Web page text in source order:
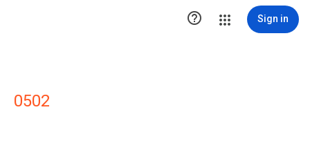
 Sign in
0502